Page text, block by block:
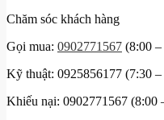
Chăm sóc khách hàng
Gọi mua: 0902771567 (8:00
Kỹ thuật: 0925856177 (7:30
Khiếu nại: 0902771567 (8:00